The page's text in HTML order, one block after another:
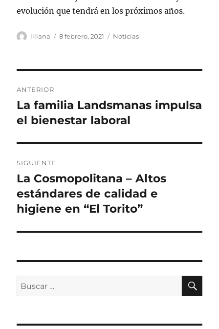
evolución que tendrá en los próximos años.
Autor
liliana
Publicado
8 febrero, 2021 Categorías
Noticias
de
entradas
ANTERIOR
Entrada
anterior:
La familia Landsmanas impulsa
el bienestar laboral
SIGUIENTE
Siguiente
entrada:
La Cosmopolitana – Altos
estándares de calidad e
higiene en “El Torito”
Buscar
por: